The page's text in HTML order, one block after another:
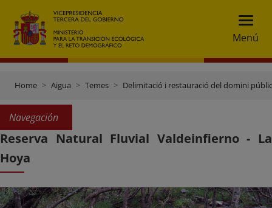
Menú
Home Aigua Temes Delimitació i restauració del domini
Navegación
Reserva Natural Fluvial Valdeinfierno - La
Hoya